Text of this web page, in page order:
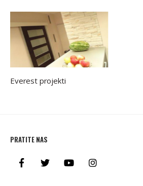
Everest projekti
PRATITE NAS